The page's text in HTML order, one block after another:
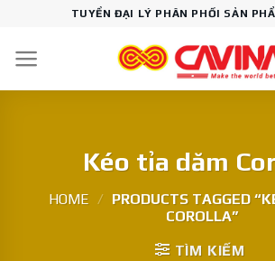
content
TUYỂN ĐẠI LÝ PHÂN PHỐI SẢN
Kéo tỉa dăm
HOME / PRODUCTS TAGGED
COROLLA”
TÌM KIẾM